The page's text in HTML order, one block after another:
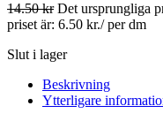
14.50kr Det ursprungliga
priset är: 6.50 kr./ per dm
Slut i lager
Beskrivning
Ytterligare